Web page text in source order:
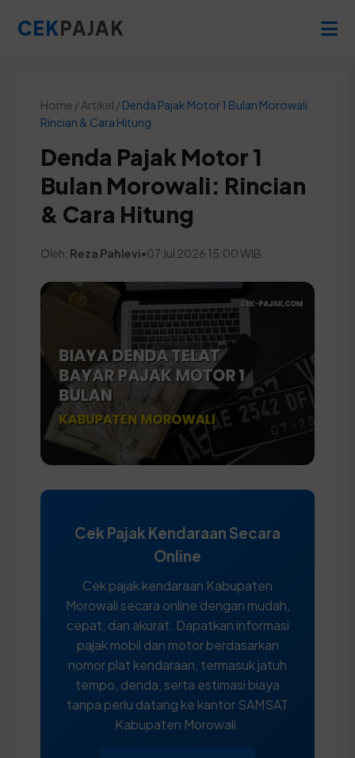
CEKPAJAK
Home / Artikel /Denda Pajak Motor 1 Bulan Morowali:
Rincian & Cara Hitung
Denda Pajak Motor 1
Bulan Morowali: Rincian
& Cara Hitung
Oleh: Reza Pahlevi•07 Jul 2026 15:00 WIB
Cek Pajak Kendaraan Secara
Online
Cek pajak kendaraan Kabupaten
Morowali secara online dengan mudah,
cepat, dan akurat. Dapatkan informasi
pajak mobil dan motor berdasarkan
nomor plat kendaraan, termasuk jatuh
tempo, denda, serta estimasi biaya
tanpa perlu datang ke kantor SAMSAT
Kabupaten Morowali.